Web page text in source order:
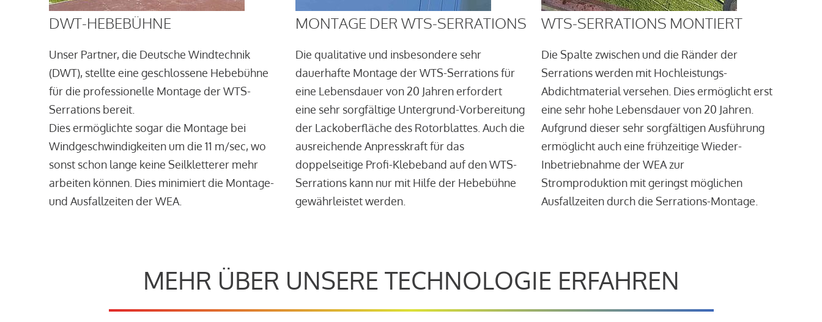
DWT-HEBEBÜHNE
Unser Partner, die Deutsche Windtechnik
(DWT), stellte eine geschlossene Hebebühne
für die professionelle Montage der WTS-
Serrations bereit.
Dies ermöglichte sogar die Montage bei
Windgeschwindigkeiten um die 11 m/sec, wo
sonst schon lange keine Seilkletterer mehr
arbeiten können. Dies minimiert die Montage-
und Ausfallzeiten der WEA.
MONTAGE DER WTS-SERRATIONS
Die qualitative und insbesondere sehr
dauerhafte Montage der WTS-Serrations für
eine Lebensdauer von 20 Jahren erfordert
eine sehr sorgfältige Untergrund-Vorbereitung
der Lackoberfläche des Rotorblattes. Auch die
ausreichende Anpresskraft für das
doppelseitige Profi-Klebeband auf den WTS-
Serrations kann nur mit Hilfe der Hebebühne
gewährleistet werden.
WTS-SERRATIONS MONTIERT
Die Spalte zwischen und die Ränder der
Serrations werden mit Hochleistungs-
Abdichtmaterial versehen. Dies ermöglicht erst
eine sehr hohe Lebensdauer von 20 Jahren.
Aufgrund dieser sehr sorgfältigen Ausführung
ermöglicht auch eine frühzeitige Wieder-
Inbetriebnahme der WEA zur
Stromproduktion mit geringst möglichen
Ausfallzeiten durch die Serrations-Montage.
MEHR ÜBER UNSERE TECHNOLOGIE ERFAHREN